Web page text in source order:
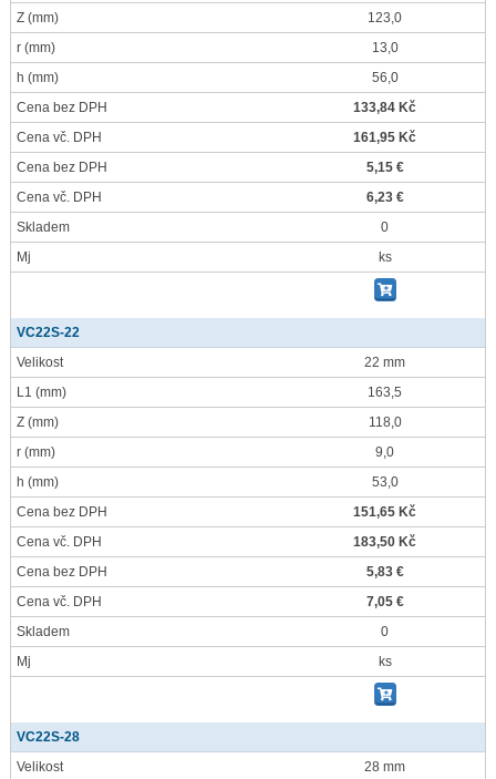
Z (mm)
123,0
r (mm)
13,0
h (mm)
56,0
Cena bez DPH
133,84 Kč
Cena vč. DPH
161,95 Kč
Cena bez DPH
5,15 €
Cena vč. DPH
6,23 €
Skladem
0
Mj
ks
VC22S-22
Velikost
22 mm
L1 (mm)
163,5
Z (mm)
118,0
r (mm)
9,0
h (mm)
53,0
Cena bez DPH
151,65 Kč
Cena vč. DPH
183,50 Kč
Cena bez DPH
5,83 €
Cena vč. DPH
7,05 €
Skladem
0
Mj
ks
VC22S-28
Velikost
28 mm